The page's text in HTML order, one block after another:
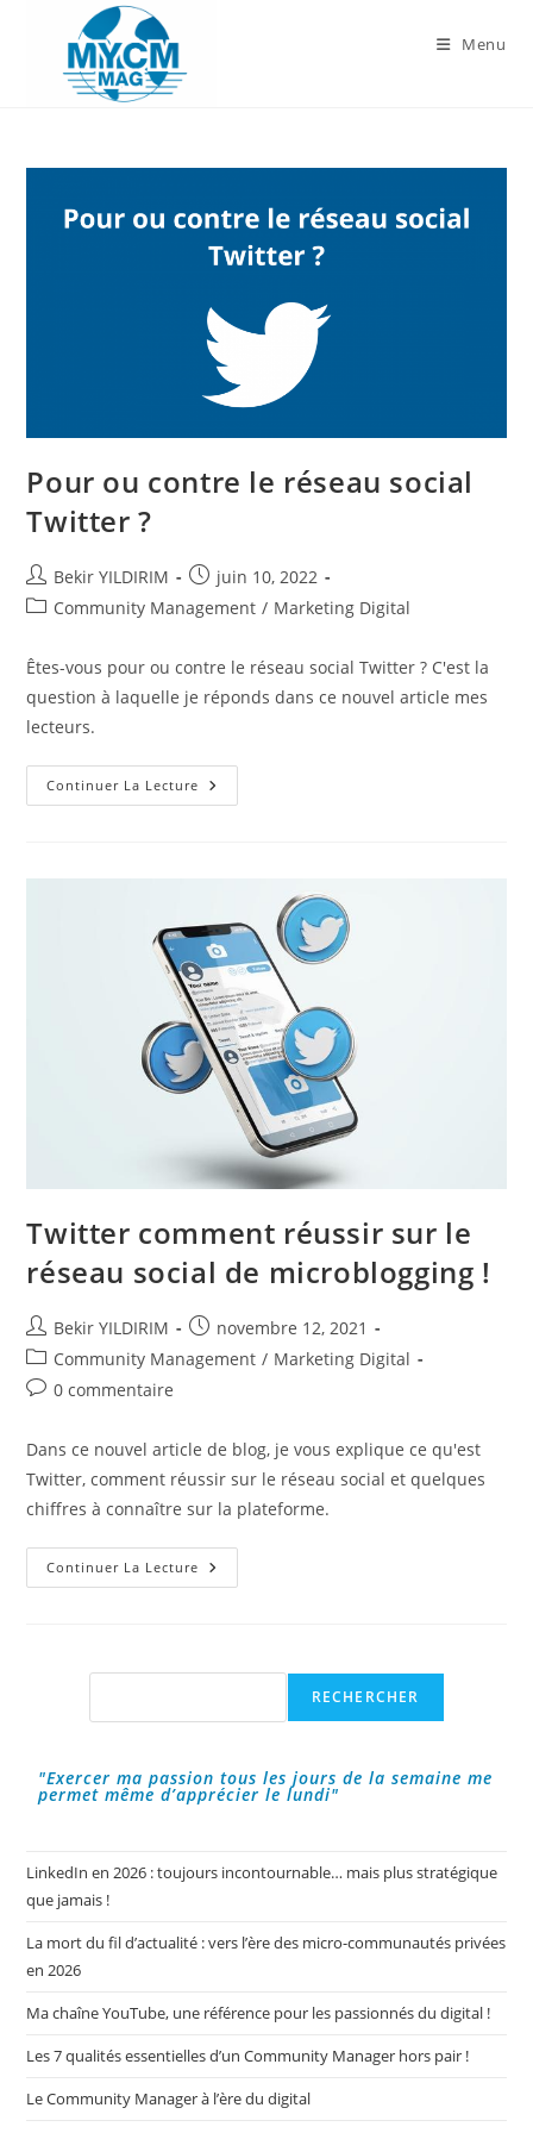
Menu
Pour ou contre le réseau social
Twitter ?
Auteur/autrice
de
Bekir YILDIRIM
Publication
publiée :
juin 10, 2022
PostCommunity Management / Marketing Digital
Êtes-vous pour ou contre le réseau social Twitter ? C'est la
question à laquelle je réponds dans ce nouvel article mes
lecteurs.
Continuer La Lecture Pour
Ou
Twitter comment réussir sur le
réseau social de microblogging !
Auteur/autrice
de
la
publication :
Bekir YILDIRIM
Publication
publiée :
novembre 12, 2021
Post
category:
Community Management / Marketing Digital
Commentaires
la
0 commentaire
Dans ce nouvel article de blog, je vous explique ce qu'est
Twitter, comment réussir sur le réseau social et quelques
chiffres à connaître sur la plateforme.
Continuer La Lecture Twitter
Comment
Social
Microblogging
!
Rechercher
RECHERCHER
"Exercer ma passion tous les jours de la semaine me
permet même d’apprécier le lundi"
LinkedIn en 2026 : toujours incontournable… mais plus stratégique
que jamais !
La mort du fil d’actualité : vers l’ère des micro-communautés privées
en 2026
Ma chaîne YouTube, une référence pour les passionnés du digital !
Les 7 qualités essentielles d’un Community Manager hors pair !
Le Community Manager à l’ère du digital